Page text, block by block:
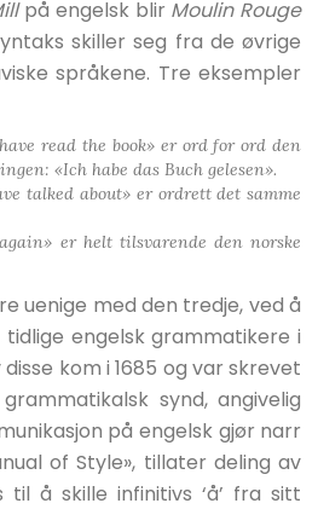
på engelsk blir Moulin Rouge
skiller seg fra de øvrige
språkene. Tre eksempler
read the book» er ord for ord den
«Ich habe das Buch gelesen».
talked about» er ordrett det samme
er helt tilsvarende den norske
uenige med den tredje, ved å
engelsk grammatikere i
kom i 1685 og var skrevet
synd, angivelig
på engelsk gjør narr
of Style», tillater deling av
å skille infinitivs ‘å’ fra sitt